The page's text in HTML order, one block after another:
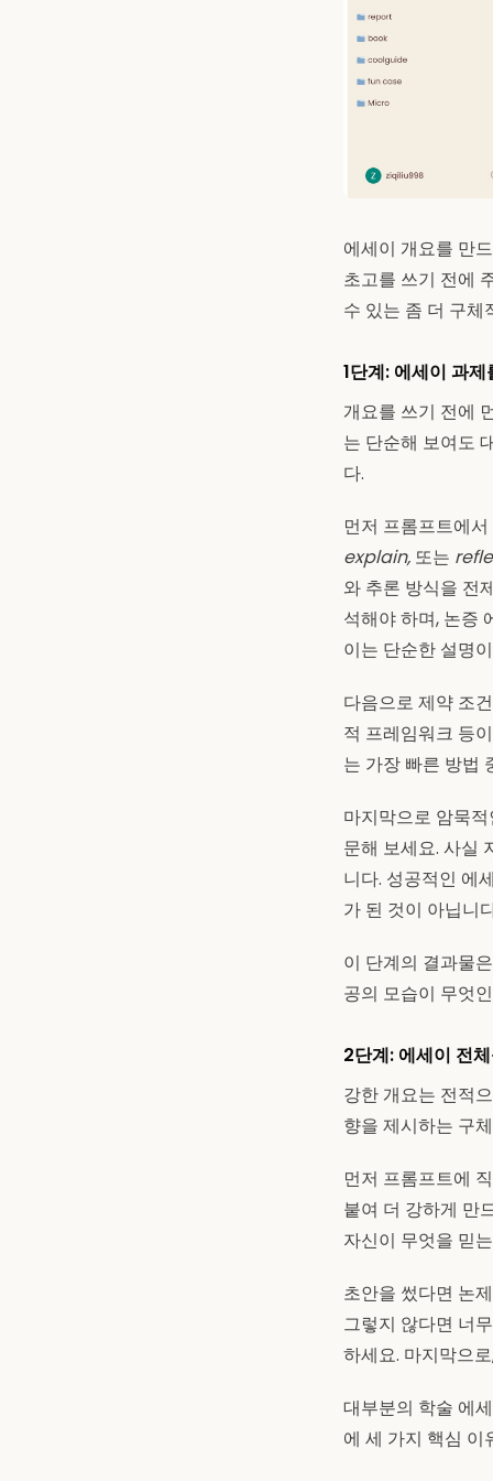
에세이 개요를 만
초고를 쓰기 전에
수 있는 좀 더 구체
1단계: 에세이 과
개요를 쓰기 전에
는 단순해 보여도
다.
먼저 프롬프트에
explain, 또는
와 추론 방식을 전
석해야 하며, 논증
이는 단순한 설명
다음으로 제약 조
적 프레임워크 등
는 가장 빠른 방법
마지막으로 암묵
문해 보세요. 사실
니다. 성공적인 에
가 된 것이 아닙니
이 단계의 결과물
공의 모습이 무엇
2단계: 에세이 전
강한 개요는 전적
향을 제시하는 구
먼저 프롬프트에
붙여 더 강하게 만
자신이 무엇을 믿
초안을 썼다면 논
그렇지 않다면 너
하세요. 마지막으
대부분의 학술 에
에 세 가지 핵심 이